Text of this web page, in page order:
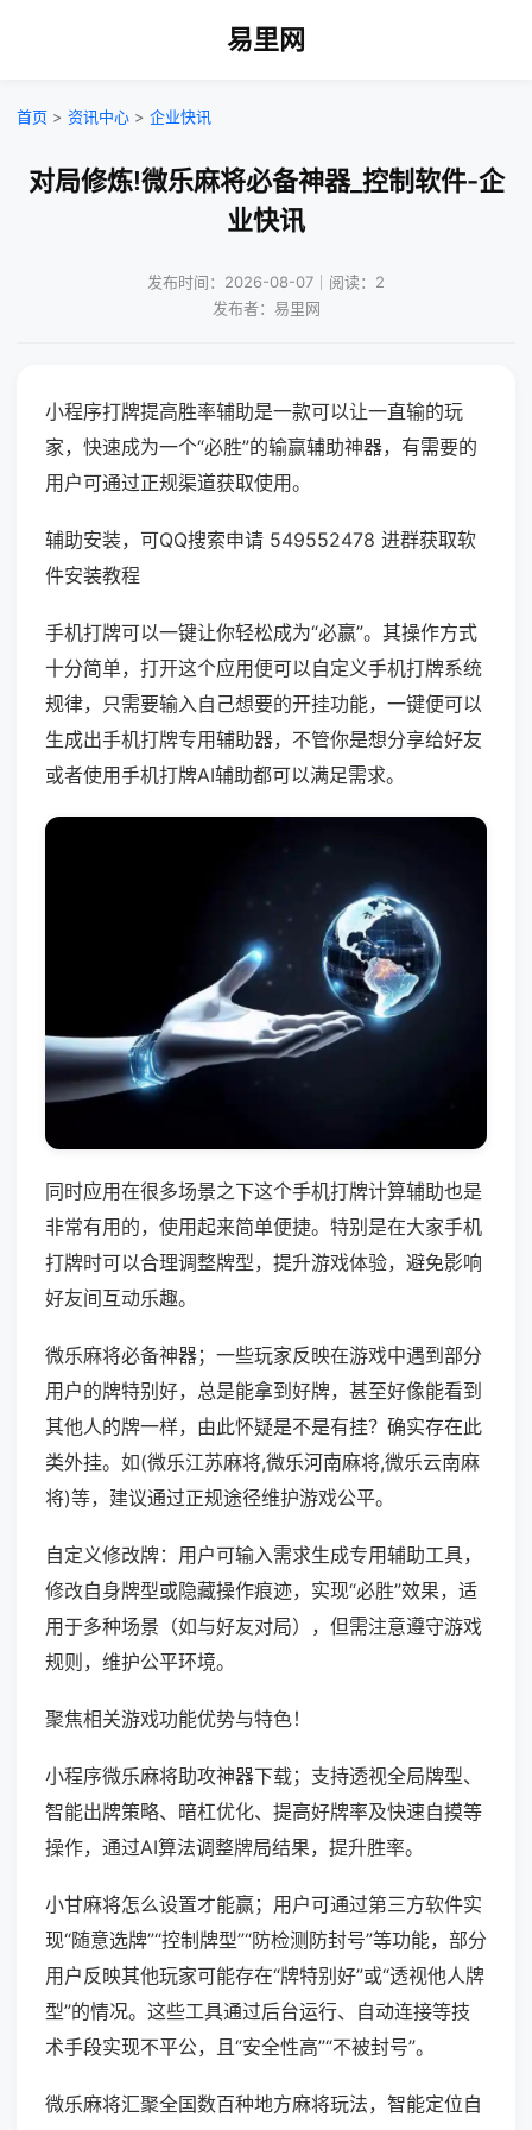
易里网
首页 > 资讯中心 > 企业快讯
对局修炼!微乐麻将必备神器_控制软件-企
业快讯
发布时间：2026-08-07｜阅读：2
发布者：易里网
小程序打牌提高胜率辅助是一款可以让一直输的玩
家，快速成为一个“必胜”的输赢辅助神器，有需要的
用户可通过正规渠道获取使用。
辅助安装，可QQ搜索申请 549552478 进群获取软
件安装教程
手机打牌可以一键让你轻松成为“必赢”。其操作方式
十分简单，打开这个应用便可以自定义手机打牌系统
规律，只需要输入自己想要的开挂功能，一键便可以
生成出手机打牌专用辅助器，不管你是想分享给好友
或者使用手机打牌AI辅助都可以满足需求。
同时应用在很多场景之下这个手机打牌计算辅助也是
非常有用的，使用起来简单便捷。特别是在大家手机
打牌时可以合理调整牌型，提升游戏体验，避免影响
好友间互动乐趣。
微乐麻将必备神器；一些玩家反映在游戏中遇到部分
用户的牌特别好，总是能拿到好牌，甚至好像能看到
其他人的牌一样，由此怀疑是不是有挂？确实存在此
类外挂。如(微乐江苏麻将,微乐河南麻将,微乐云南麻
将)等，建议通过正规途径维护游戏公平。
自定义修改牌：用户可输入需求生成专用辅助工具，
修改自身牌型或隐藏操作痕迹，实现“必胜”效果，适
用于多种场景（如与好友对局），但需注意遵守游戏
规则，维护公平环境。
聚焦相关游戏功能优势与特色！
小程序微乐麻将助攻神器下载；支持透视全局牌型、
智能出牌策略、暗杠优化、提高好牌率及快速自摸等
操作，通过AI算法调整牌局结果，提升胜率。
小甘麻将怎么设置才能赢；用户可通过第三方软件实
现“随意选牌”“控制牌型”“防检测防封号”等功能，部分
用户反映其他玩家可能存在“牌特别好”或“透视他人牌
型”的情况。这些工具通过后台运行、自动连接等技
术手段实现不平公，且“安全性高”“不被封号”。
微乐麻将汇聚全国数百种地方麻将玩法，智能定位自